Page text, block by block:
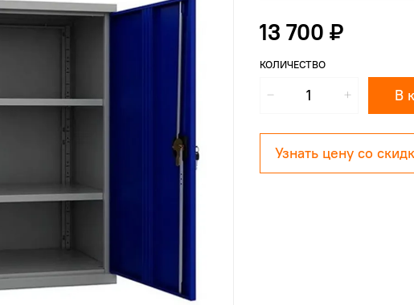
13 700 ₽
КОЛИЧЕСТВО
В
Узнать цену со